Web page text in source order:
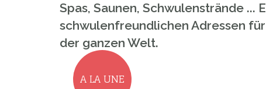
Spas, Saunen, Schwulenstrände
schwulenfreundlichen Adressen
der ganzen Welt.
A LA UNE